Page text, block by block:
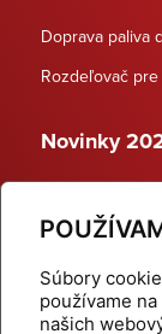
Súbory
používame
našich
Doprava paliva
Rozdeľovač
Novinky
Dynamické